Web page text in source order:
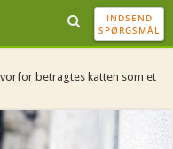
betragtes katten som et
INDSEND
SPØRGSMÅL